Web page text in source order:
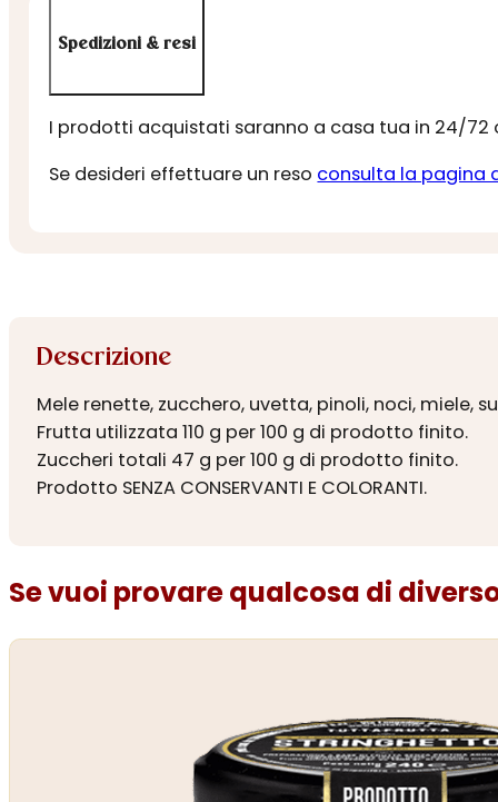
Spedizioni & resi
I prodotti acquistati saranno a casa tua in 24/72
Se desideri effettuare un reso consulta la pagina
Descrizione
Mele renette, zucchero, uvetta, pinoli, noci, miele,
Frutta utilizzata 110 g per 100 g di prodotto finito.
Zuccheri totali 47 g per 100 g di prodotto finito.
Prodotto SENZA CONSERVANTI E COLORANTI.
Se vuoi provare qualcosa di